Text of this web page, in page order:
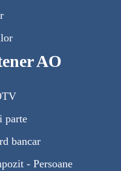
AO
parte
bancar
- Persoane